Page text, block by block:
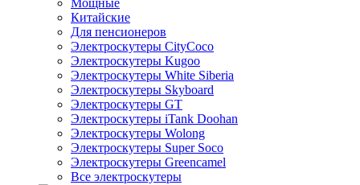
Мощные
Китайские
Для пенсионеров
Электроскутеры CityCoco
Электроскутеры Kugoo
Электроскутеры White Siberia
Электроскутеры Skyboard
Электроскутеры GT
Электроскутеры iTank Doohan
Электроскутеры Wolong
Электроскутеры Super Soco
Электроскутеры Greencamel
Все электроскутеры